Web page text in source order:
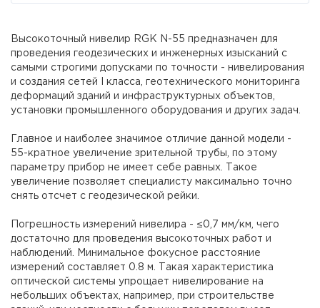
Высокоточный нивелир RGK N-55 предназначен для
проведения геодезических и инженерных изысканий с
самыми строгими допусками по точности - нивелирования
и создания сетей I класса, геотехнического мониторинга
деформаций зданий и инфраструктурных объектов,
установки промышленного оборудования и других задач.
Главное и наиболее значимое отличие данной модели -
55-кратное увеличение зрительной трубы, по этому
параметру прибор не имеет себе равных. Такое
увеличение позволяет специалисту максимально точно
снять отсчет с геодезической рейки.
Погрешность измерений нивелира - ≤0,7 мм/км, чего
достаточно для проведения высокоточных работ и
наблюдений. Минимальное фокусное расстояние
измерений составляет 0.8 м. Такая характеристика
оптической системы упрощает нивелирование на
небольших объектах, например, при строительстве